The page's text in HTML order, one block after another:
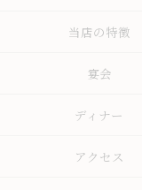
当店の特徴
宴会
ディナー
アクセス